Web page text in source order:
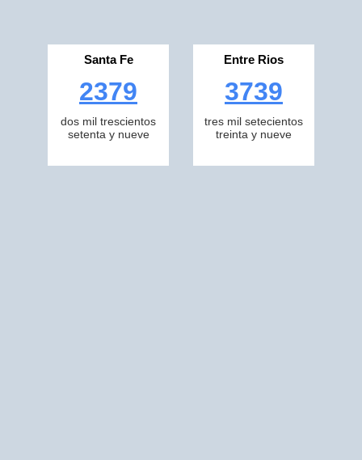
Santa Fe
2379
dos mil trescientos
setenta y nueve
Entre Rios
3739
tres mil setecientos
treinta y nueve